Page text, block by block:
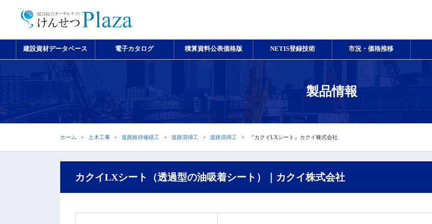
建設資材データベース 電子カタログ 積算資料公表価格版 NETIS登録技術 市況・価格推移
製品情報
ホーム 土木工事 道路維持修繕工 道路清掃工 道路清掃工 『カクイLXシート』カクイ株式会社
カクイLXシート（透過型の油吸着シート）｜カクイ株式会社